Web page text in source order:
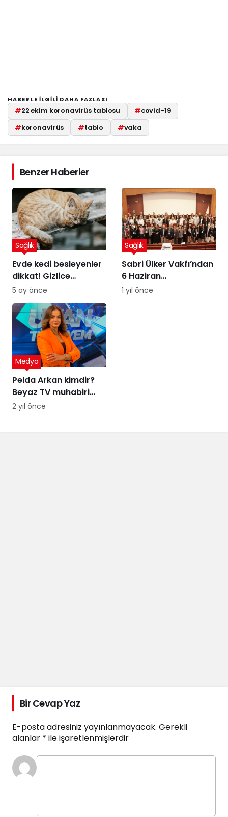
HABERLE ILGILI DAHA FAZLASI
#22 ekim koronavirüs tablosu #covid-19
#koronavirüs #tablo #vaka
Benzer Haberler
Evde kedi besleyenler
dikkat! Gizlice
yerleşen parazit,
görme kaybına yol
açıyor
Sağlık
5 ay önce
Sabri Ülker Vakfı’ndan
6 Haziran
Diyetisyenler Günü’ne
Sağlık
1 yıl önce
Pelda Arkan kimdir?
Beyaz TV muhabiri
Pelda Arkan kaç
Medya
2 yıl önce
Bir Cevap Yaz
E-posta adresiniz yayınlanmayacak. Gerekli
alanlar * ile işaretlenmişlerdir